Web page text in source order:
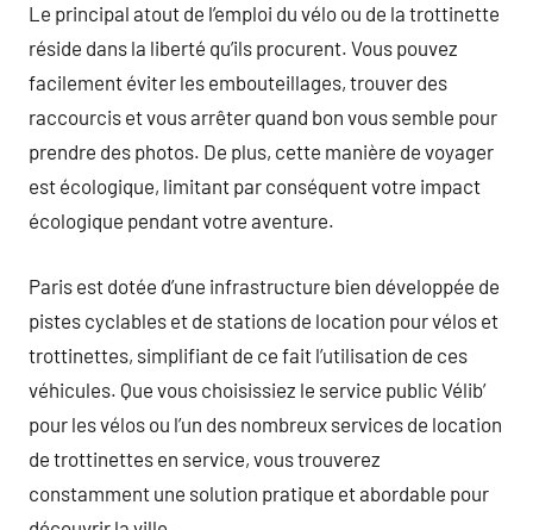
Le principal atout de l’emploi du vélo ou de la trottinette
réside dans la liberté qu’ils procurent. Vous pouvez
facilement éviter les embouteillages, trouver des
raccourcis et vous arrêter quand bon vous semble pour
prendre des photos. De plus, cette manière de voyager
est écologique, limitant par conséquent votre impact
écologique pendant votre aventure.
Paris est dotée d’une infrastructure bien développée de
pistes cyclables et de stations de location pour vélos et
trottinettes, simplifiant de ce fait l’utilisation de ces
véhicules. Que vous choisissiez le service public Vélib’
pour les vélos ou l’un des nombreux services de location
de trottinettes en service, vous trouverez
constamment une solution pratique et abordable pour